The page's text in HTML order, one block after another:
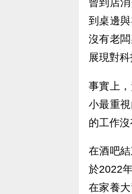
到桌邊
沒有老
展現對
事實上
小最重
的工作沒
在酒吧
於2022
在家養